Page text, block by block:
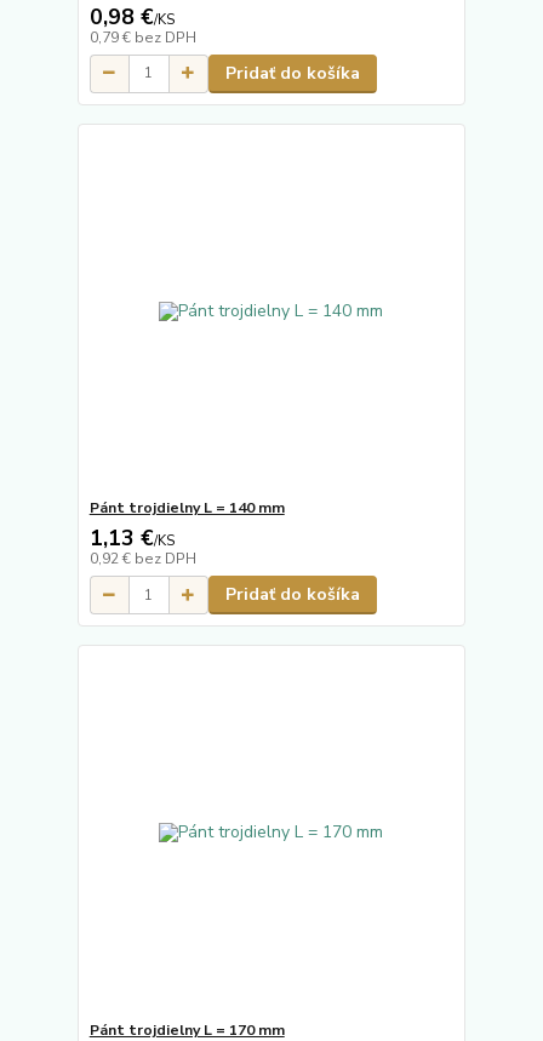
0,98 €/KS
0,79 € bez DPH
Pridať do košíka
Pánt trojdielny L = 140 mm
1,13 €/KS
0,92 € bez DPH
Pridať do košíka
Pánt trojdielny L = 170 mm